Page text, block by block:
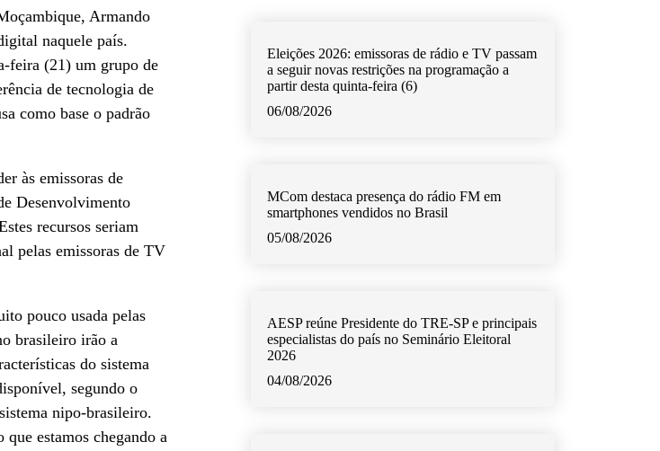
Armando
naquele país.
feira (21) um grupo de
de tecnologia de
como base o padrão
às emissoras de
Desenvolvimento
recursos seriam
pelas emissoras de TV
pouco usada pelas
brasileiro irão a
do sistema
segundo o
nipo-brasileiro.
estamos chegando a
Eleições 2026: emissoras de rádio e TV passam
a seguir novas restrições na programação a
partir desta quinta-feira (6)
06/08/2026
MCom destaca presença do rádio FM em
smartphones vendidos no Brasil
05/08/2026
AESP reúne Presidente do TRE-SP e principais
especialistas do país no Seminário Eleitoral
2026
04/08/2026